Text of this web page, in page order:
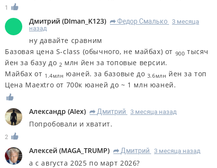
1
Дмитрий (DIman_K123) R Федор Смалько
3 месяца
назад
ну давайте сравним
Базовая цена S-class (обычного, не майбах) от 900 тысяч
йен за базу до 2 млн йен за топовые версии.
Майбах от 1.4млн юаней. за базовые до 3.6млн йен за топ
Цена Maextro от 700к юаней до ~ 1 млн юаней.
Александр (AIex) R Дмитрий 3 месяца назад
Попробовали и хватит.
2
Алексей (MAGA_TRUMP) R Дмитрий 3 месяца назад
а с августа 2025 по март 2026?